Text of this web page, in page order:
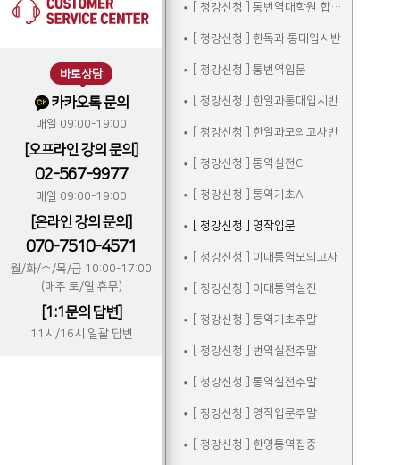
바로상담
카카오톡 문의
매일 09:00-19:00
[오프라인 강의 문의]
02-567-9977
매일 09:00-19:00
[온라인 강의 문의]
070-7510-4571
월/화/수/목/금 10:00-17:00
(매주 토/일 휴무)
[1:1문의 답변]
11시/16시 일괄 답변
[ 청강신청 ] 통번역대학원 합격자 선행학습
[ 청강신청 ] 한독과 통대입시반
[ 청강신청 ] 통번역입문
[ 청강신청 ] 한일과통대입시반
[ 청강신청 ] 한일과모의고사반
[ 청강신청 ] 통역실전C
[ 청강신청 ] 통역기초A
[ 청강신청 ] 영작입문
[ 청강신청 ] 이대통역모의고사
[ 청강신청 ] 이대통역실전
[ 청강신청 ] 통역기초주말
[ 청강신청 ] 번역실전주말
[ 청강신청 ] 통역실전주말
[ 청강신청 ] 영작입문주말
[ 청강신청 ] 한영통역집중